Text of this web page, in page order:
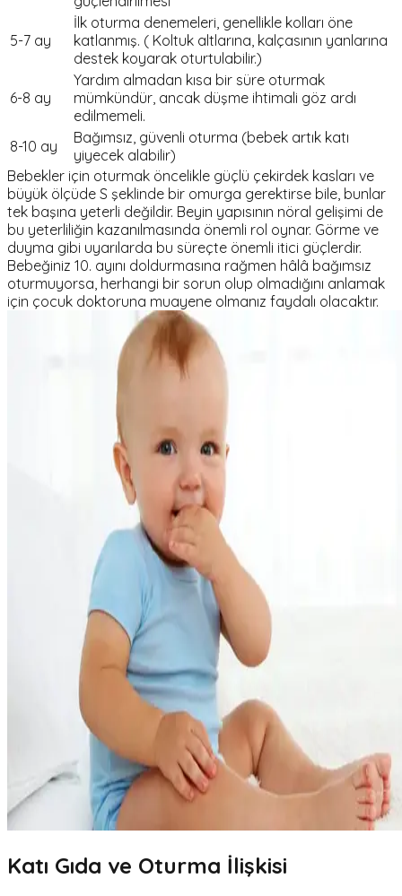
5-7 ay
İlk oturma denemeleri, genellikle kolları öne
katlanmış. ( Koltuk altlarına, kalçasının yanlarına
destek koyarak oturtulabilir.)
6-8 ay
Yardım almadan kısa bir süre oturmak
mümkündür, ancak düşme ihtimali göz ardı
edilmemeli.
8-10 ay
Bağımsız, güvenli oturma (bebek artık katı
yiyecek alabilir)
Bebekler için oturmak öncelikle güçlü çekirdek kasları ve
büyük ölçüde S şeklinde bir omurga gerektirse bile, bunlar
tek başına yeterli değildir. Beyin yapısının nöral gelişimi de
bu yeterliliğin kazanılmasında önemli rol oynar. Görme ve
duyma gibi uyarılarda bu süreçte önemli itici güçlerdir.
Bebeğiniz 10. ayını doldurmasına rağmen hâlâ bağımsız
oturmuyorsa, herhangi bir sorun olup olmadığını anlamak
için çocuk doktoruna muayene olmanız faydalı olacaktır.
Katı Gıda ve Oturma İlişkisi